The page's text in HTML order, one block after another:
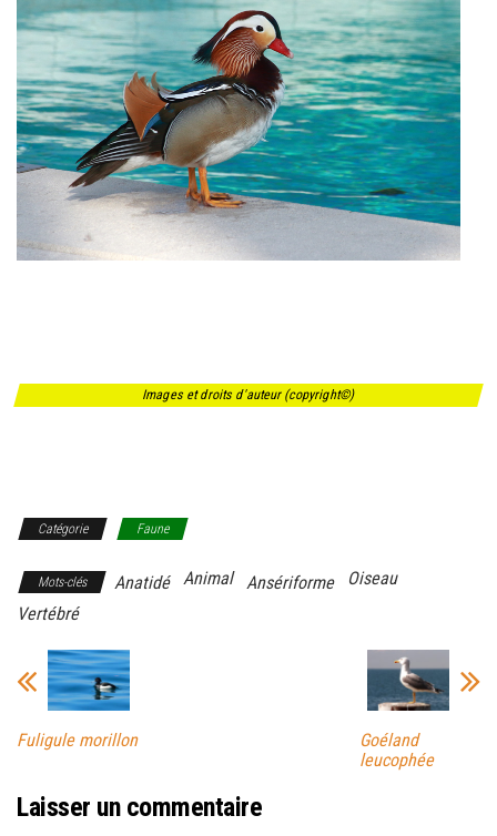
Images et droits d'auteur (copyright©)
Catégorie Faune
Mots-clés Anatidé Animal Ansériforme
Oiseau
Vertébré
Fuligule morillon
Goéland
leucophée
Laisser un commentaire